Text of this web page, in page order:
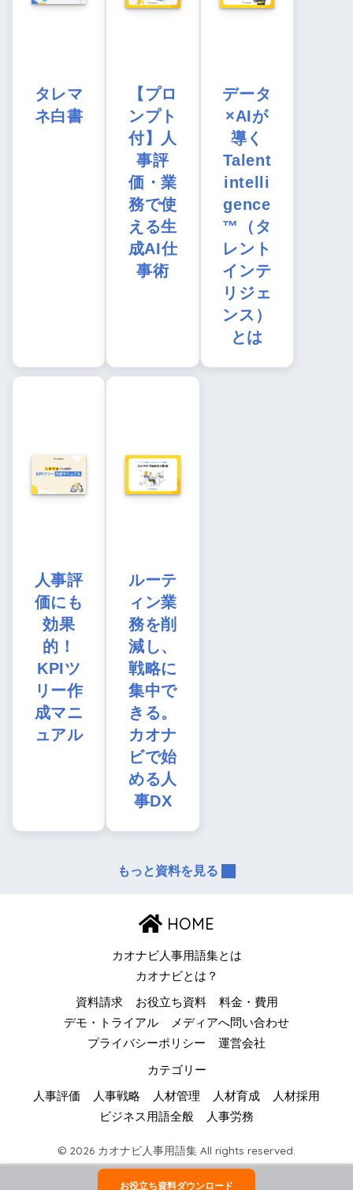
タレマ
ネ白書
【プロ
ンプト
付】人
事評
価・業
務で使
える生
成AI仕
事術
データ
×AIが
導く
Talent
intelli
gence
™（タ
レント
インテ
リジェ
ンス）
とは
人事評
価にも
効果
的！
KPIツ
リー作
成マニ
ュアル
ルーテ
ィン業
務を削
減し、
戦略に
集中で
きる。
カオナ
ビで始
める人
事DX
もっと資料を見る
HOME
カオナビ人事用語集とは
カオナビとは？
資料請求 お役立ち資料
料金・費用
デモ・トライアル
メディアへ問い合わせ
プライバシーポリシー
運営会社
カテゴリー
人事評価 人事戦略 人材管理 人材育成
人材採用
ビジネス用語全般
人事労務
© 2026 カオナビ人事用語集 All rights reserved.
お役立ち資料ダウンロード